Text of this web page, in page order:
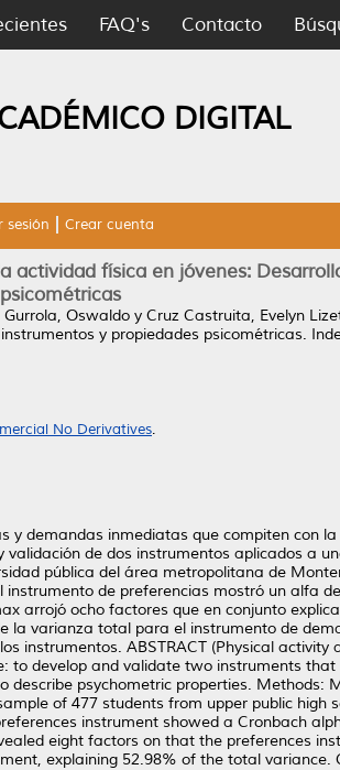
FAQ's Contacto
DIGITAL
sesión Crear cuenta
física en jóvenes:
psicométricas
Gurrola, Oswaldo y Cruz Castruita, Evelyn
y propiedades psicométricas.
No Derivatives.
demandas inmediatas que compiten con
de dos instrumentos aplicados a
pública del área metropolitana de
de preferencias mostró un alfa
arrojó ocho factores que en conjunto
varianza total para el instrumento de
instrumentos. ABSTRACT (Physical
to develop and validate two instruments
psychometric properties. Methods:
of 477 students from upper public high
instrument showed a Cronbach
eight factors on that the preferences
explaining 52.98% of the total variance.